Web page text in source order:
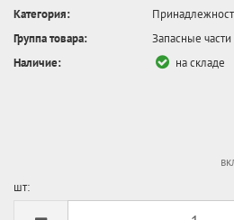
Категория:
Группа товара:
Запасные
Наличие:
на складе
шт: